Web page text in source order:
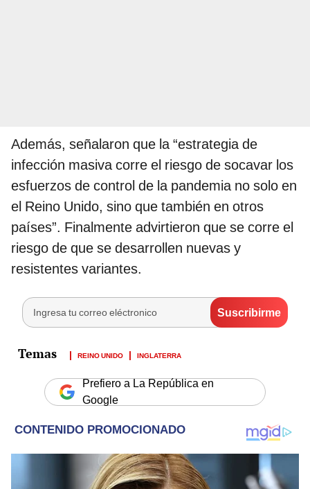
Además, señalaron que la “estrategia de
infección masiva corre el riesgo de socavar los
esfuerzos de control de la pandemia no solo en
el Reino Unido, sino que también en otros
países”. Finalmente advirtieron que se corre el
riesgo de que se desarrollen nuevas y
resistentes variantes.
REINO UNIDO INGLATERRA
Prefiero a La República en
Google